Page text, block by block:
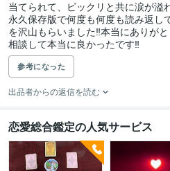
当てられて、ビックリと共に涙が溢
永久保存版で何度も何度も読み返し
を沢山もらいました‼️本当にありがと
相談して本当に良かったです‼️
参考になった
出品者からの返信を読む
恋愛総合鑑定の人気サービス